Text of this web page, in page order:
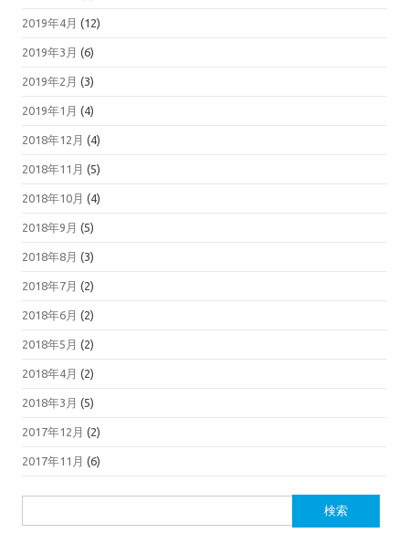
2019年4月 (12)
2019年3月 (6)
2019年2月 (3)
2019年1月 (4)
2018年12月 (4)
2018年11月 (5)
2018年10月 (4)
2018年9月 (5)
2018年8月 (3)
2018年7月 (2)
2018年6月 (2)
2018年5月 (2)
2018年4月 (2)
2018年3月 (5)
2017年12月 (2)
2017年11月 (6)
索: